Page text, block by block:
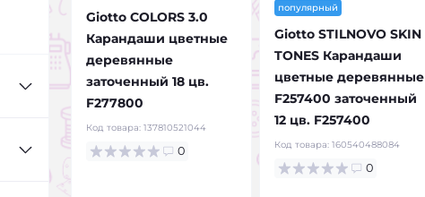
Giotto COLORS 3.0
Карандаши цветные
деревянные
заточенный 18 цв.
F277800
Код товара: 137810521044
0
популярный
Giotto STILNOVO SKIN
TONES Карандаши
цветные деревянные
F257400 заточенный
12 цв. F257400
Код товара: 160540488084
0